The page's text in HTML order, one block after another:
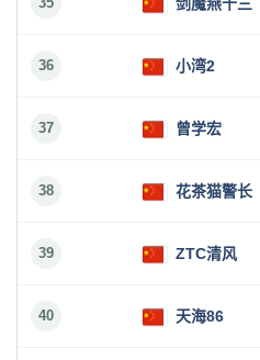
36 小湾2
37 曾学宏
38 花茶猫警长
39 ZTC清风
40 天海86